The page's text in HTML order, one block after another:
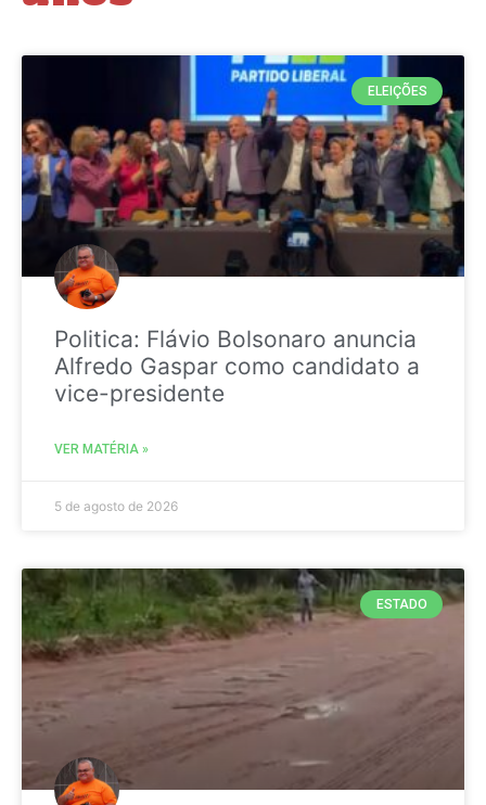
ELEIÇÕES
Politica: Flávio Bolsonaro anuncia
Alfredo Gaspar como candidato a
vice-presidente
VER MATÉRIA »
5 de agosto de 2026
ESTADO